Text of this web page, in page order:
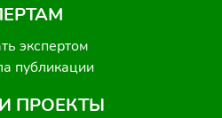
экспертом
публикации
ПРОЕКТЫ